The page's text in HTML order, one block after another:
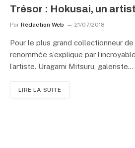
Trésor : Hokusai, un
Par Rédaction Web 21/07/2018
Pour le plus grand collectionneur
renommée s’explique par
l’artiste. Uragami Mitsuru, galeriste…
LIRE LA SUITE